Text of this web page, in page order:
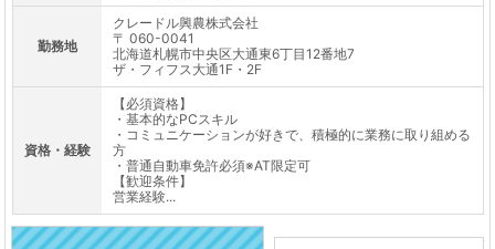
勤務地
クレードル興農株式会社
〒 060-0041
北海道札幌市中央区大通東6丁目12番地7
ザ・フィフス大通1F・2F
資格・経験
【必須資格】
・基本的なPCスキル
・コミュニケーションが好きで、積極的に業務に取り組める
方
・普通自動車免許必須※AT限定可
【歓迎条件】
営業経験...